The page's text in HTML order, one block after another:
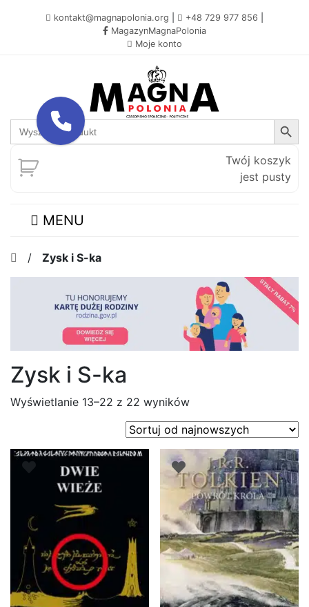
kontakt@magnapolonia.org +48 729 977 856
MagazynMagnaPolonia
Moje konto
Search
for:
Search Button
Twój koszyk
jest pusty
MENU
/ Zysk i S-ka
Zysk i S-ka
Wyświetlanie 13–22 z 22 wynikówPosortowane
według
najnowszych